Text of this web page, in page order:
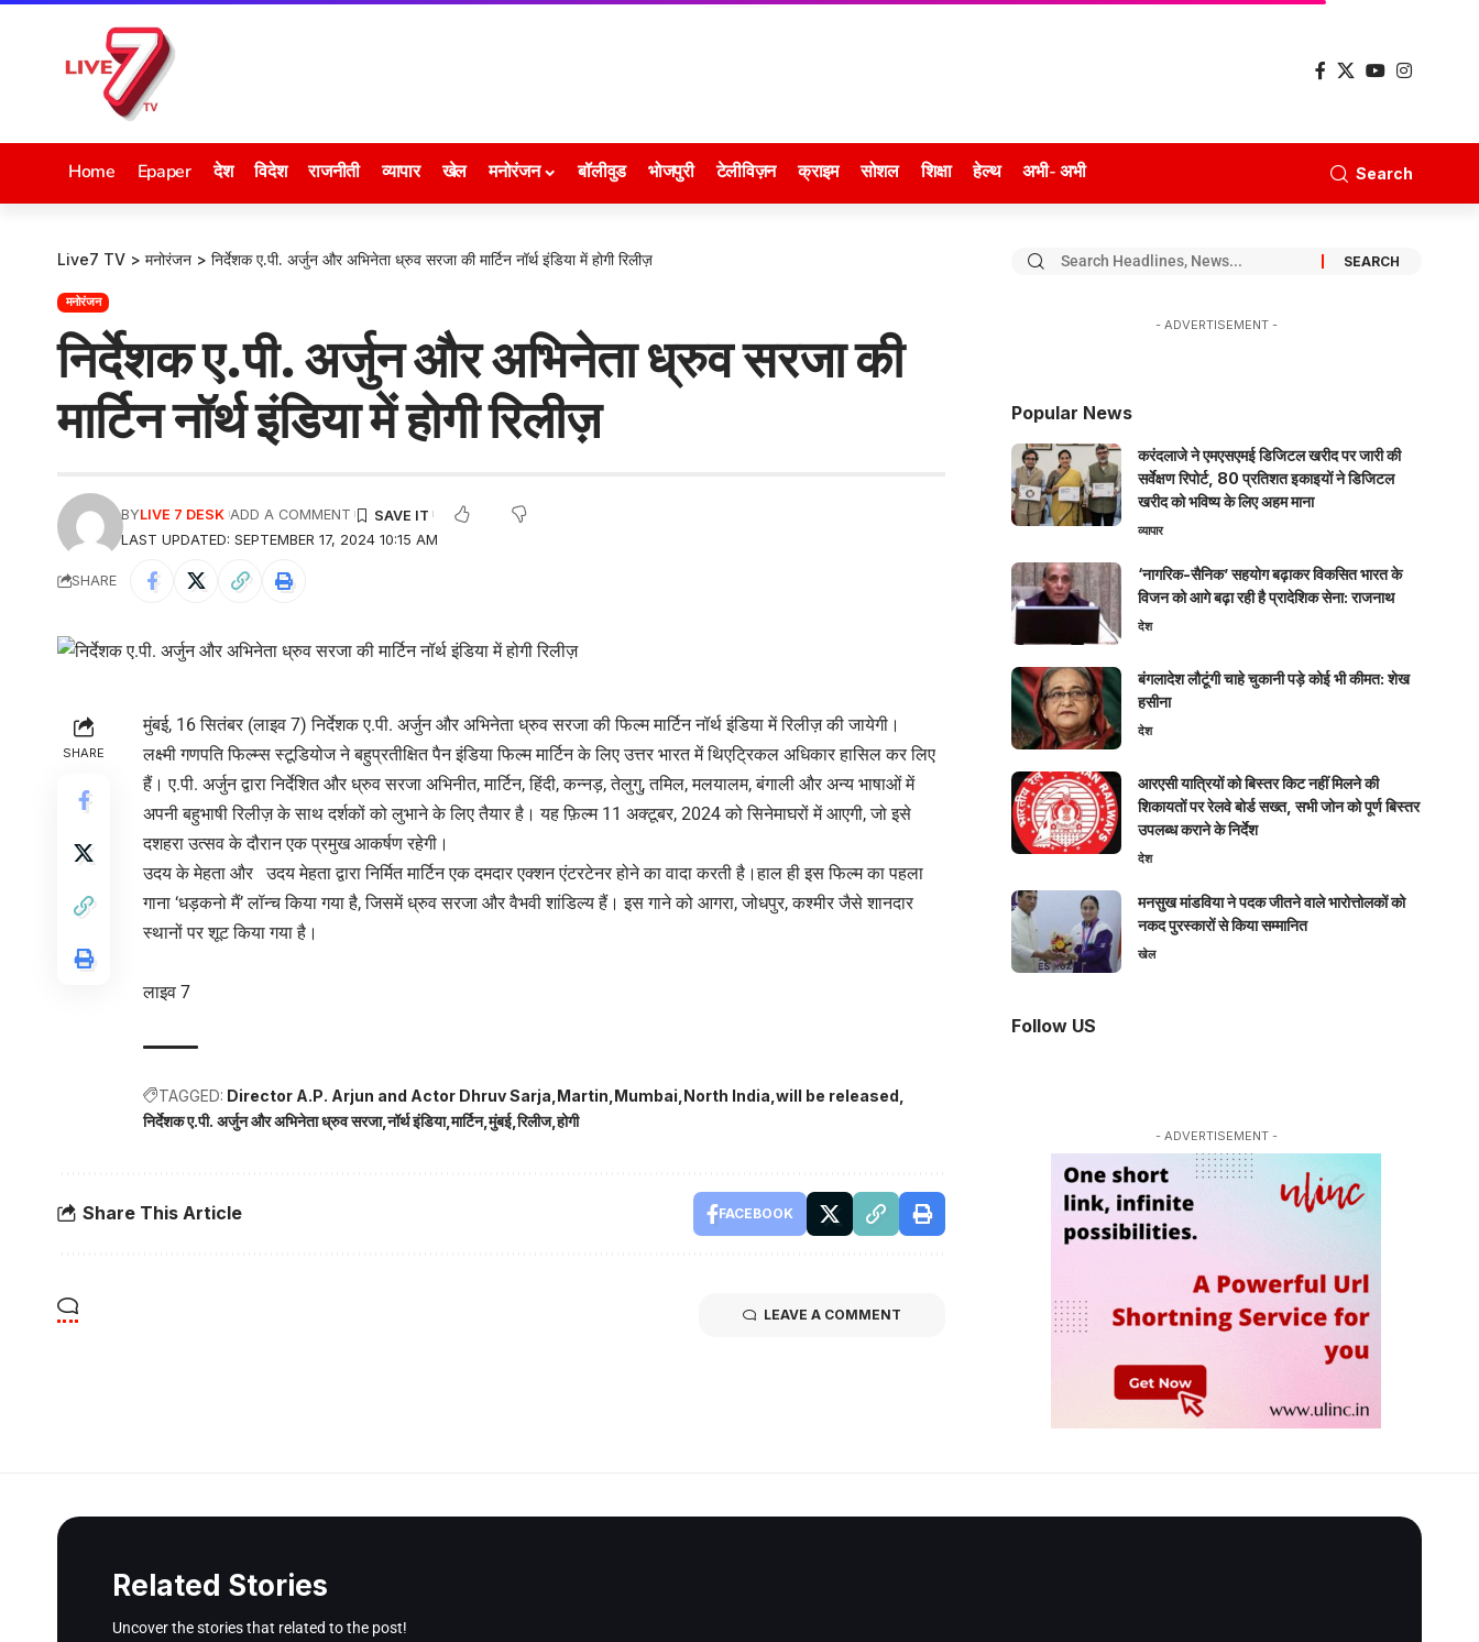
Home Epaper देश विदेश राजनीती व्यापार खेल मनोरंजन बॉलीवुड भोजपुरी टेलीविज़न क्राइम सोशल शिक्षा हेल्थ अभी- अभी Search
Live7 TV > मनोरंजन > निर्देशक ए.पी. अर्जुन और अभिनेता ध्रुव सरजा की मार्टिन नॉर्थ इंडिया में होगी रिलीज़
मनोरंजन
निर्देशक ए.पी. अर्जुन और अभिनेता ध्रुव सरजा की
मार्टिन नॉर्थ इंडिया में होगी रिलीज़
LAST UPDATED: SEPTEMBER 17, 2024 10:15 AM
BYLIVE 7 DESK ADD A COMMENT
SHARE
SHARE
मुंबई, 16 सितंबर (लाइव 7) निर्देशक ए.पी. अर्जुन और अभिनेता ध्रुव सरजा की फिल्म मार्टिन नॉर्थ इंडिया में रिलीज़ की जायेगी।
लक्ष्मी गणपति फिल्म्स स्टूडियोज ने बहुप्रतीक्षित पैन इंडिया फिल्म मार्टिन के लिए उत्तर भारत में थिएट्रिकल अधिकार हासिल कर लिए
हैं। ए.पी. अर्जुन द्वारा निर्देशित और ध्रुव सरजा अभिनीत, मार्टिन, हिंदी, कन्नड़, तेलुगु, तमिल, मलयालम, बंगाली और अन्य भाषाओं में
अपनी बहुभाषी रिलीज़ के साथ दर्शकों को लुभाने के लिए तैयार है। यह फ़िल्म 11 अक्टूबर, 2024 को सिनेमाघरों में आएगी, जो इसे
दशहरा उत्सव के दौरान एक प्रमुख आकर्षण रहेगी।
उदय के मेहता और उदय मेहता द्वारा निर्मित मार्टिन एक दमदार एक्शन एंटरटेनर होने का वादा करती है।हाल ही इस फिल्म का पहला
गाना ‘धड़कनो मैं’ लॉन्च किया गया है, जिसमें ध्रुव सरजा और वैभवी शांडिल्य हैं। इस गाने को आगरा, जोधपुर, कश्मीर जैसे शानदार
स्थानों पर शूट किया गया है।
लाइव 7
TAGGED: Director A.P. Arjun and Actor Dhruv Sarja Martin Mumbai North India will be released
निर्देशक ए.पी. अर्जुन और अभिनेता ध्रुव सरजा नॉर्थ इंडिया मार्टिन मुंबई रिलीज होगी
Share This Article FACEBOOK
LEAVE A COMMENT
- ADVERTISEMENT -
Popular News
करंदलाजे ने एमएसएमई डिजिटल खरीद पर जारी की
सर्वेक्षण रिपोर्ट, 80 प्रतिशत इकाइयों ने डिजिटल
खरीद को भविष्य के लिए अहम माना
व्यापार
‘नागरिक-सैनिक’ सहयोग बढ़ाकर विकसित भारत के
विजन को आगे बढ़ा रही है प्रादेशिक सेना: राजनाथ
देश
बंगलादेश लौटूंगी चाहे चुकानी पड़े कोई भी कीमत: शेख
हसीना
देश
आरएसी यात्रियों को बिस्तर किट नहीं मिलने की
शिकायतों पर रेलवे बोर्ड सख्त, सभी जोन को पूर्ण बिस्तर
उपलब्ध कराने के निर्देश
देश
मनसुख मांडविया ने पदक जीतने वाले भारोत्तोलकों को
नकद पुरस्कारों से किया सम्मानित
खेल
Follow US
- ADVERTISEMENT -
Related Stories
Uncover the stories that related to the post!